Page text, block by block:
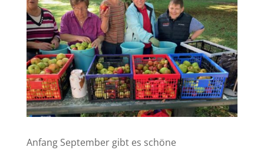
Anfang September gibt es schöne